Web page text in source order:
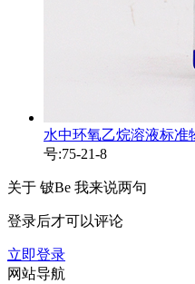
水中环氧乙烷溶液标准
号:75-21-8
关于 铍Be 我来说两句
登录后才可以评论
立即登录
网站导航